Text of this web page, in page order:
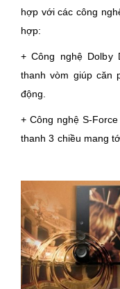
hợp với các công
hợp:
+ Công nghệ Dolby
thanh vòm giúp căn
động.
+ Công nghệ S-
thanh 3 chiều mang